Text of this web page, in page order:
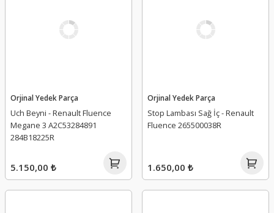
Orjinal Yedek Parça
Uch Beyni - Renault Fluence
Megane 3 A2C53284891
284B18225R
5.150,00 ₺
Orjinal Yedek Parça
Stop Lambası Sağ İç - Renault
Fluence 265500038R
1.650,00 ₺